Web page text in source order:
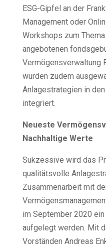
ESG-Gipfel an der
Management oder
Workshops zum
angebotenen
Vermögensverwaltung
wurden zudem
Anlagestrategien in
integriert.
Neueste
Nachhaltige Werte
Sukzessive wird das
qualitätsvolle
Zusammenarbeit mit
im September 2020
aufgelegt werden. Mit
Vorständen Andreas